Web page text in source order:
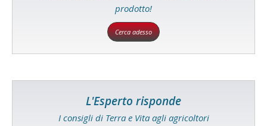
prodotto!
Cerca adesso
L'Esperto risponde
I consigli di Terra e Vita agli agricoltori